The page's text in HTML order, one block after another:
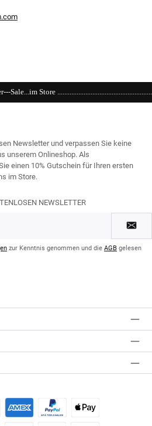
Newsletter und verpassen Sie keine
unserem Onlineshop. Als
einen 10% Gutschein für Ihren ersten
im Store.
NEWSLETTER
zur Kenntnis genommen und die AGB gelesen
oder Debitkarte Später BezahlenApple Pay